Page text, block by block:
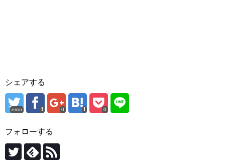
シェアする
error 0 0
フォローする